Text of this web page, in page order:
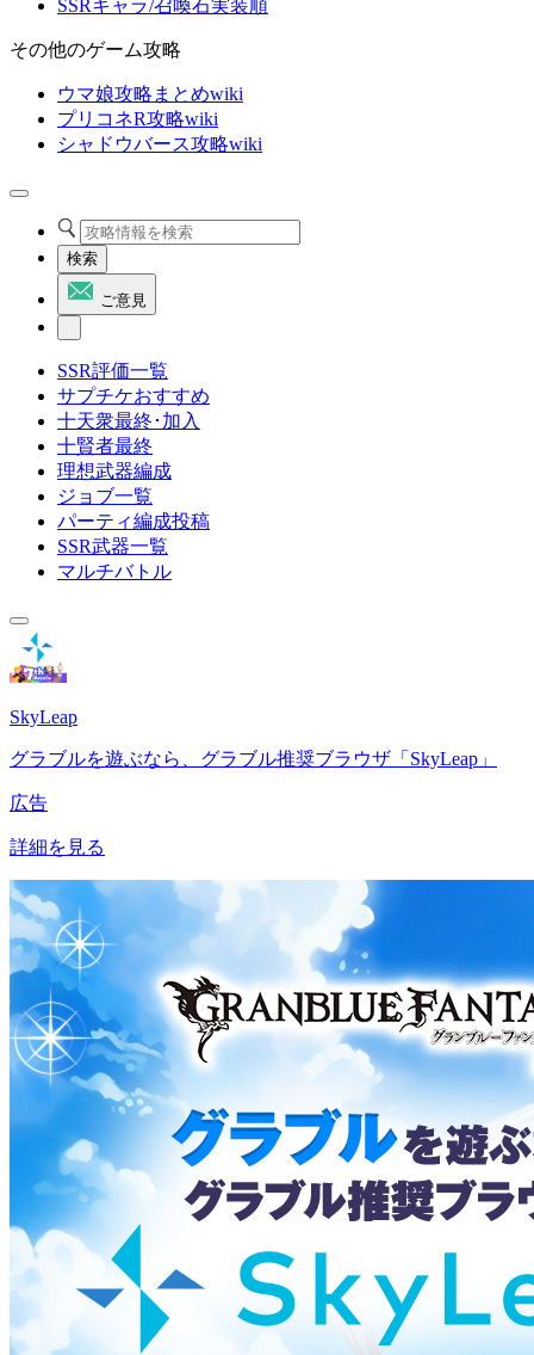
SSRキャラ/召喚石実装順
その他のゲーム攻略
ウマ娘攻略まとめwiki
プリコネR攻略wiki
シャドウバース攻略wiki
検索
ご意見
SSR評価一覧
サプチケおすすめ
十天衆最終･加入
十賢者最終
理想武器編成
ジョブ一覧
パーティ編成投稿
SSR武器一覧
マルチバトル
SkyLeap
グラブルを遊ぶなら、グラブル推奨ブラウザ「SkyLeap」
広告
詳細を見る